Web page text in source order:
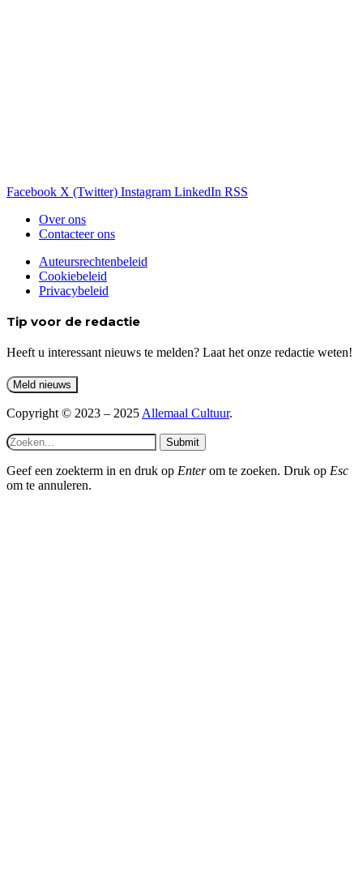
Facebook X (Twitter) Instagram LinkedIn RSS
Over ons
Contacteer ons
Auteursrechtenbeleid
Cookiebeleid
Privacybeleid
Tip voor de redactie
Heeft u interessant nieuws te melden? Laat het onze redactie weten!
Copyright © 2023 – 2025Allemaal Cultuur.
Submit
Geef een zoekterm in en druk op Enterom te zoeken. Druk op Esc
om te annuleren.